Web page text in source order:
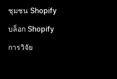
ชุมชน Shopify
บล็อก Shopify
การวิจัย